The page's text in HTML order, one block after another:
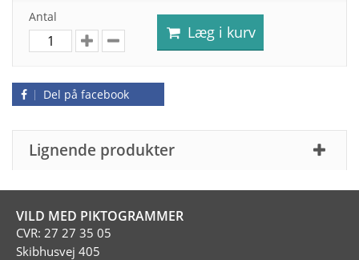
Antal
Læg i kurv
Del på facebook
Lignende produkter
VILD MED PIKTOGRAMMER
CVR: 27 27 35 05
Skibhusvej 405